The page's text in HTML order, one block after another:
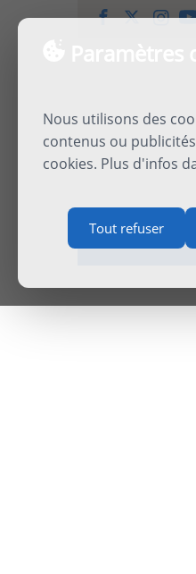
Nous utilisons des
contenus ou
cookies. Plus d'infos
Tout refuser